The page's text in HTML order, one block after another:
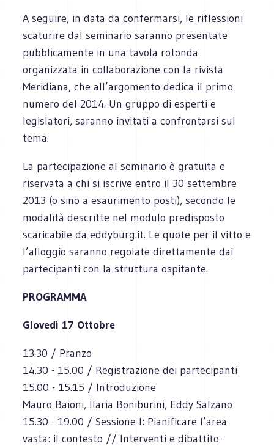
A seguire, in data da confermarsi, le riflessioni
scaturire dal seminario saranno presentate
pubblicamente in una tavola rotonda
organizzata in collaborazione con la rivista
Meridiana, che all’argomento dedica il primo
numero del 2014. Un gruppo di esperti e
legislatori, saranno invitati a confrontarsi sul
tema.
La partecipazione al seminario è gratuita e
riservata a chi si iscrive entro il 30 settembre
2013 (o sino a esaurimento posti), secondo le
modalità descritte nel modulo predisposto
scaricabile da eddyburg.it. Le quote per il vitto e
l’alloggio saranno regolate direttamente dai
partecipanti con la struttura ospitante.
PROGRAMMA
Giovedì 17 Ottobre
13.30 / Pranzo
14.30 - 15.00 / Registrazione dei partecipanti
15.00 - 15.15 / Introduzione
Mauro Baioni, Ilaria Boniburini, Eddy Salzano
15.30 - 19.00 / Sessione I: Pianificare l’area
vasta: il contesto // Interventi e dibattito -